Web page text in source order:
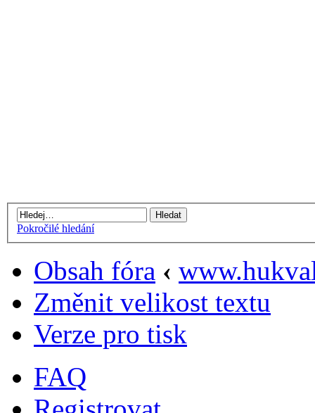
Pokročilé hledání
Obsah fóra ‹
Změnit velikost textu
Verze pro tisk
FAQ